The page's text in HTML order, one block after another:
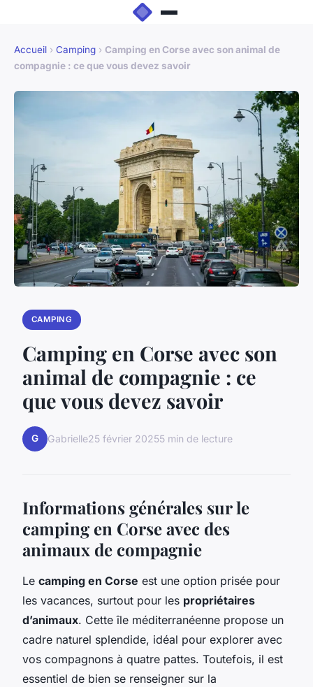
Accueil › Camping › Camping en Corse avec son animal de
compagnie : ce que vous devez savoir
CAMPING
Camping en Corse avec son
animal de compagnie : ce
que vous devez savoir
G Gabrielle25 février 20255 min de lecture
Informations générales sur le
camping en Corse avec des
animaux de compagnie
Le camping en Corse est une option prisée pour
les vacances, surtout pour les propriétaires
d’animaux. Cette île méditerranéenne propose un
cadre naturel splendide, idéal pour explorer avec
vos compagnons à quatre pattes. Toutefois, il est
essentiel de bien se renseigner sur la